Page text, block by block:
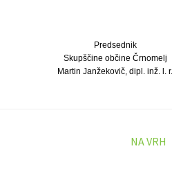
Predsednik
Skupščine občine Črnomelj
Martin Janžekovič, dipl. inž. l. r.
NA VRH